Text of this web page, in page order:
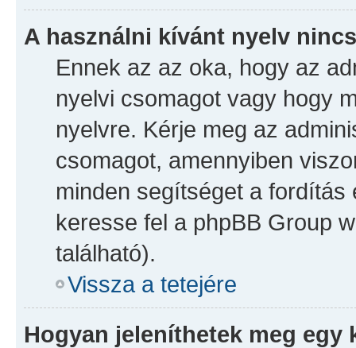
A használni kívánt nyelv
Ennek az az oka, hogy az
nyelvi csomagot vagy hogy
nyelvre. Kérje meg az
csomagot, amennyiben
minden segítséget a
keresse fel a phpBB Group
található).
Vissza a tetejére
Hogyan jeleníthetek meg egy